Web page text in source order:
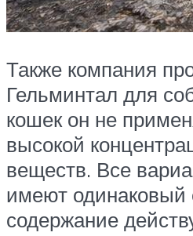
Также компания
Гельминтал для
кошек он не
высокой
веществ. Все
имеют одинаковый
содержание